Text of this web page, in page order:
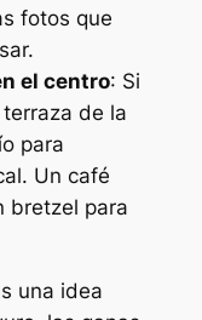
fotos que
el centro: Si
de la
para
Un café
bretzel para
una idea